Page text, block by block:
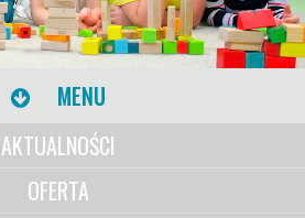
MENU
AKTUALNOŚCI
OFERTA